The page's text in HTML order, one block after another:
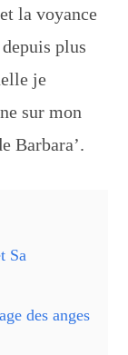
la voyance
plus
je
sur mon
Barbara’.
Sa
des anges